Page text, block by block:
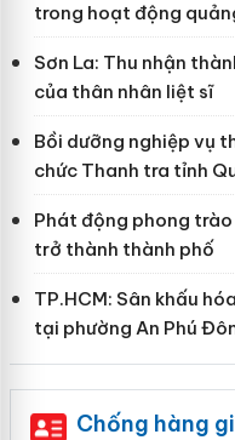
trong hoạt động
Sơn La: Thu nhận
của thân nhân liệt sĩ
Bồi dưỡng nghiệp vụ
chức Thanh tra tỉnh
Phát động phong
trở thành thành phố
TP.HCM: Sân khấu
tại phường An Phú
Chống hàng